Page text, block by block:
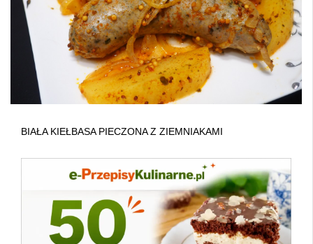
BIAŁA KIEŁBASA PIECZONA Z ZIEMNIAKAMI